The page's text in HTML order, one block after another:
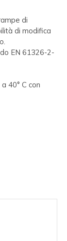
di
di modifica
EN 61326-2-
40° C con